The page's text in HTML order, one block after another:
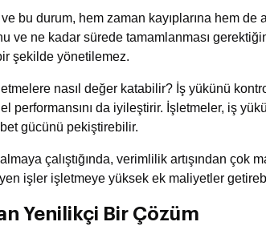
bu durum, hem zaman kayıplarına hem
ve ne kadar sürede tamamlanması
şekilde yönetilemez.
nasıl değer katabilir? İş yükünü
da iyileştirir. İşletmeler, iş
gücünü pekiştirebilir.
çalıştığında, verimlilik artışından
işler işletmeye yüksek ek maliyetler
Yenilikçi Bir Çözüm